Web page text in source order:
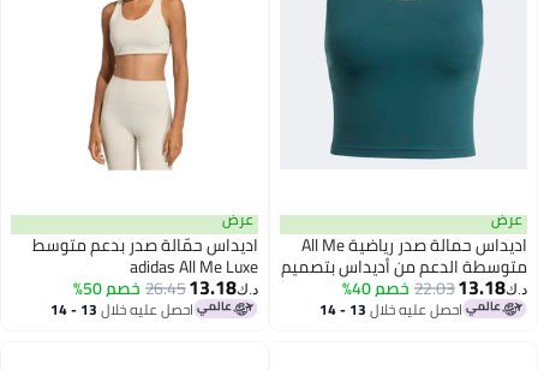
عرض
اديداس حمالة صدر رياضية All Me
متوسطة الدعم من أديداس بتصميم
توب بدون أكمام
د.ك‏13.18
22.03خصم 40%
احصل عليه خلال 13 - 14
عرض
اديداس حمّالة صدر بدعم متوسط
adidas All Me Luxe
د.ك‏13.18
26.45خصم 50%
احصل عليه خلال 13 - 14